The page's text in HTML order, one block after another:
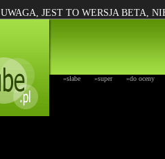
UWAGA, JEST TO WERSJA BETA,
»słabe »super »do oceny